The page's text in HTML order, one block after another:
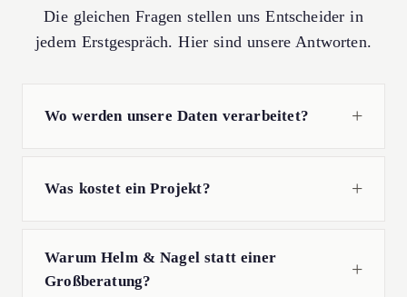
Die gleichen Fragen stellen uns Entscheider in
jedem Erstgespräch. Hier sind unsere Antworten.
Wo werden unsere Daten verarbeitet?
Was kostet ein Projekt?
Warum Helm & Nagel statt einer
Großberatung?